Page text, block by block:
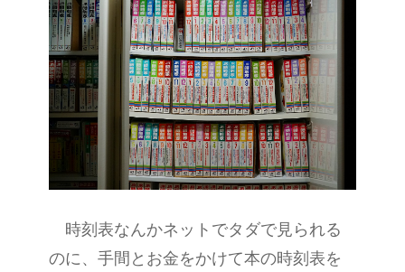
時刻表なんかネットでタダで見られる
のに、手間とお金をかけて本の時刻表を